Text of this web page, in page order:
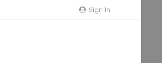
Sign In